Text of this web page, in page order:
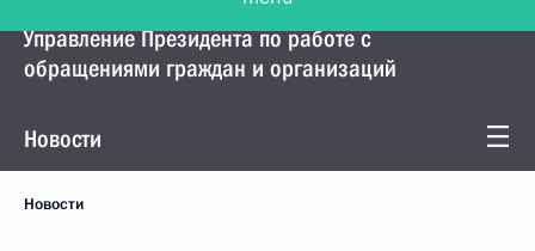
Управление Президента по работе с
обращениями граждан и организаций
Новости
Новости